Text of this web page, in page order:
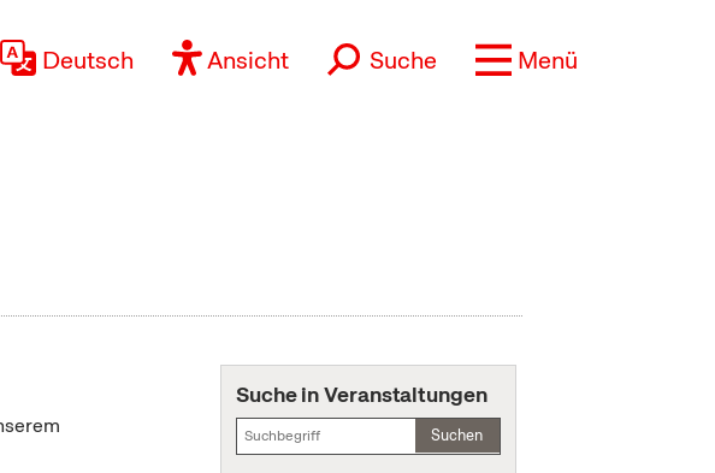
Deutsch Ansicht Suche Menü
Suche in Veranstaltungen
Suchen